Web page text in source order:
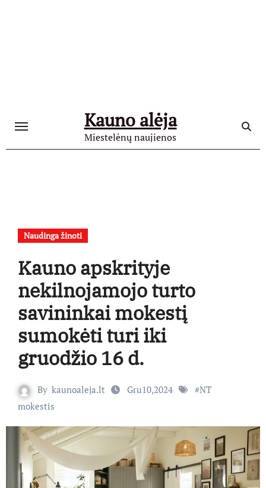
Kauno alėja
Miestelėnų naujienos
Naudinga žinoti
Kauno apskrityje
nekilnojamojo turto
savininkai mokestį
sumokėti turi iki
gruodžio 16 d.
By kaunoaleja.lt Gru10,2024 #NT
mokestis